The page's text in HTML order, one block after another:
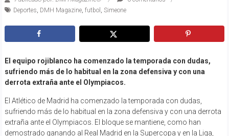
Deportes, DMH Magazine, futbol , Simeone
El equipo rojiblanco ha comenzado la temporada con dudas,
sufriendo más de lo habitual en la zona defensiva y con una
derrota extraña ante el Olympiacos.
El Atlético de Madrid ha comenzado la temporada con dudas,
sufriendo más de lo habitual en la zona defensiva y con una derrota
extraña ante el Olympiacos. El bloque se mantiene, como han
demostrado ganando al Real Madrid en la Supercopa y en la Liga,